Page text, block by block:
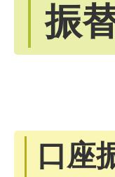
振
口座